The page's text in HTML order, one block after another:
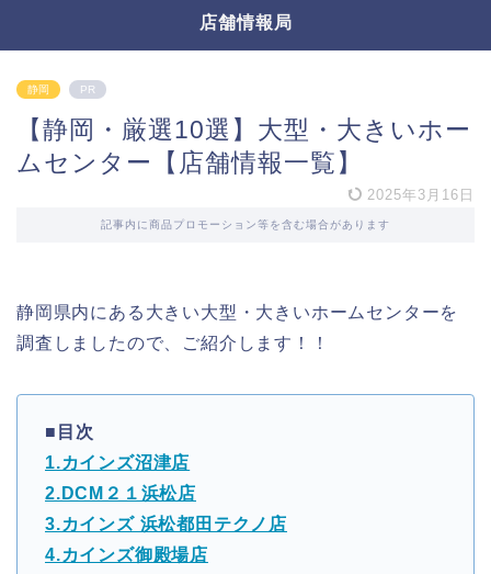
店舗情報局
静岡 PR
【静岡・厳選10選】大型・大きいホー
ムセンター【店舗情報一覧】
2025年3月16日
記事内に商品プロモーション等を含む場合があります
静岡県内にある大きい大型・大きいホームセンターを
調査しましたので、ご紹介します！！
■目次
1.カインズ沼津店
2.DCM２１浜松店
3.カインズ 浜松都田テクノ店
4.カインズ御殿場店